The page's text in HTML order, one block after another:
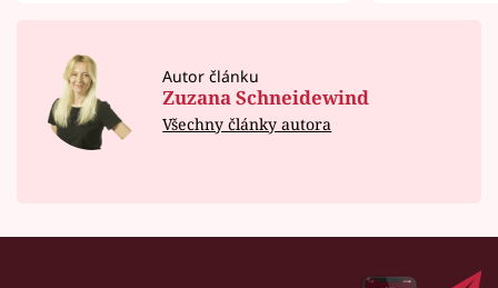
Autor článku
Zuzana Schneidewind
Všechny články autora